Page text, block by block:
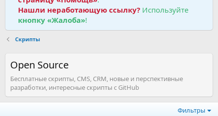
Нашли неработающую ссылку? Используйте
кнопку «Жалоба»!
Скрипты
Open Source
Бесплатные скрипты, CMS, CRM, новые и перспективные
разработки, интересные скрипты с GitHub
Фильтры